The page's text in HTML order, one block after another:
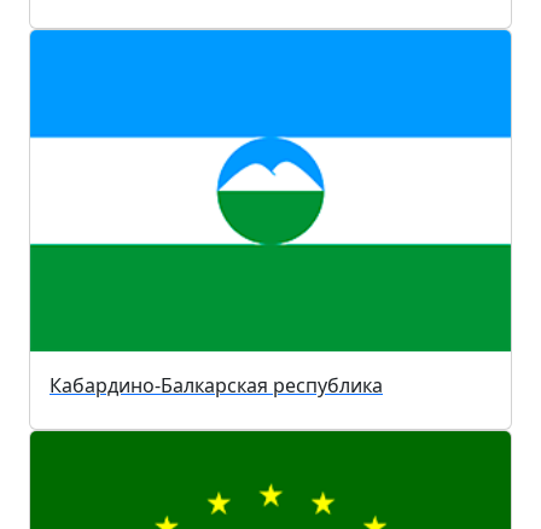
Кабардино-Балкарская республика